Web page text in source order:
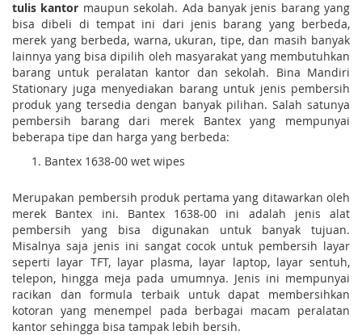
tulis kantor maupun sekolah. Ada banyak jenis barang yang
bisa dibeli di tempat ini dari jenis barang yang berbeda,
merek yang berbeda, warna, ukuran, tipe, dan masih banyak
lainnya yang bisa dipilih oleh masyarakat yang membutuhkan
barang untuk peralatan kantor dan sekolah. Bina Mandiri
Stationary juga menyediakan barang untuk jenis pembersih
produk yang tersedia dengan banyak pilihan. Salah satunya
pembersih barang dari merek Bantex yang mempunyai
beberapa tipe dan harga yang berbeda:
Bantex 1638-00 wet wipes
Merupakan pembersih produk pertama yang ditawarkan oleh
merek Bantex ini. Bantex 1638-00 ini adalah jenis alat
pembersih yang bisa digunakan untuk banyak tujuan.
Misalnya saja jenis ini sangat cocok untuk pembersih layar
seperti layar TFT, layar plasma, layar laptop, layar sentuh,
telepon, hingga meja pada umumnya. Jenis ini mempunyai
racikan dan formula terbaik untuk dapat membersihkan
kotoran yang menempel pada berbagai macam peralatan
kantor sehingga bisa tampak lebih bersih.